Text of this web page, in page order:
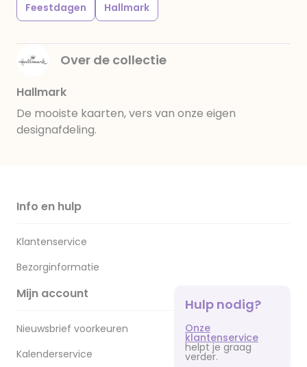
Feestdagen Hallmark
Over de collectie
Hallmark
De mooiste kaarten, vers van onze eigen
designafdeling.
Info en hulp
Klantenservice
Bezorginformatie
Mijn account
Nieuwsbrief voorkeuren
Kalenderservice
Hulp nodig?
Onze
klantenservice
helpt je graag
verder.